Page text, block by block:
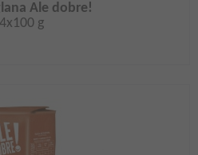
Ale dobre!
4x100 g